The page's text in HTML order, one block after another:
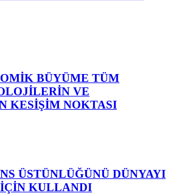
BÜYÜME TÜM
VE
KESİŞİM NOKTASI
ÜSTÜNLÜĞÜNÜ DÜNYAYI
KULLANDI